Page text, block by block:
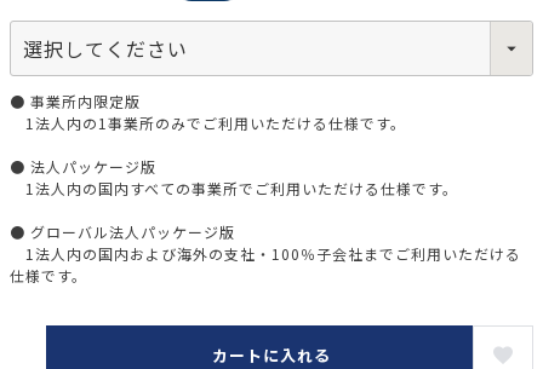
● 事業所内限定版
1法人内の1事業所のみでご利用いただける仕様です。
● 法人パッケージ版
1法人内の国内すべての事業所でご利用いただける仕様です。
● グローバル法人パッケージ版
1法人内の国内および海外の支社・100％子会社までご利用いただける
仕様です。
カートに入れる